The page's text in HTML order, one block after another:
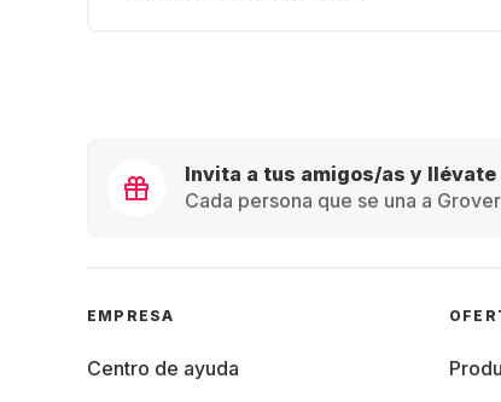
Invita a tus amigos/as y llévate
Cada persona que se una a
EMPRESA
Centro de ayuda